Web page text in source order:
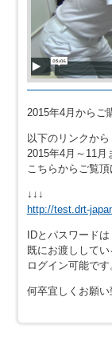
2015年4月からご
以下のリンクから
2015年4月～11月
こちらからご覧頂
↓↓↓
http://test.drt-
IDとパスワードは
既にお渡しして
ログイン可能です
何卒宜しくお願い